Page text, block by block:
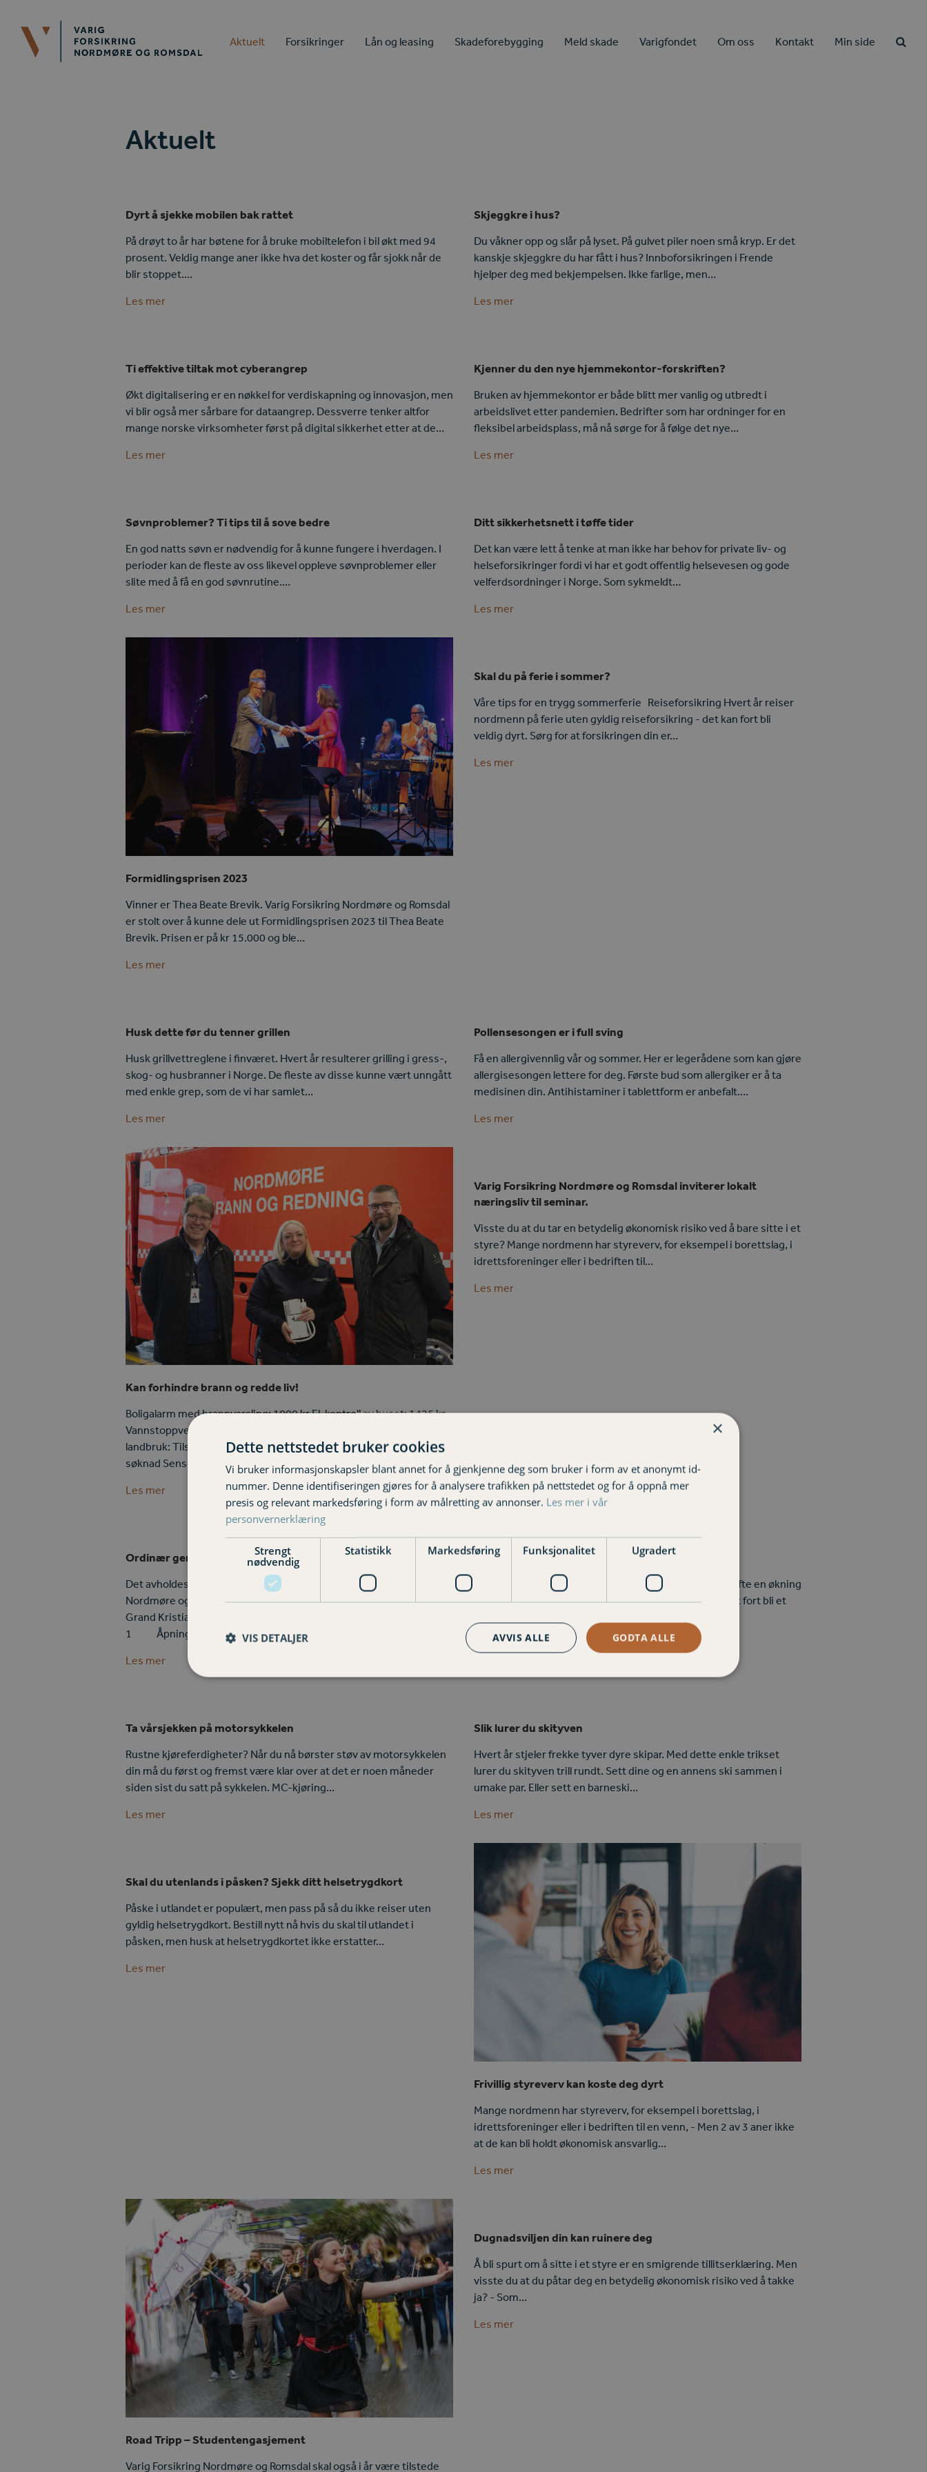
Aktuelt Forsikringer Lån og leasing Skadeforebygging Meld skade Varigfondet Om oss Kontakt Min side
Aktuelt
Dyrt å sjekke mobilen bak rattet
På drøyt to år har bøtene for å bruke mobiltelefon i bil økt med 94
prosent. Veldig mange aner ikke hva det koster og får sjokk når de
blir stoppet.…
Les mer
Skjeggkre i hus?
Du våkner opp og slår på lyset. På gulvet piler noen små kryp. Er det
kanskje skjeggkre du har fått i hus? Innboforsikringen i Frende
hjelper deg med bekjempelsen. Ikke farlige, men…
Les mer
Ti effektive tiltak mot cyberangrep
Økt digitalisering er en nøkkel for verdiskapning og innovasjon, men
vi blir også mer sårbare for dataangrep. Dessverre tenker altfor
mange norske virksomheter først på digital sikkerhet etter at de…
Les mer
Kjenner du den nye hjemmekontor-forskriften?
Bruken av hjemmekontor er både blitt mer vanlig og utbredt i
arbeidslivet etter pandemien. Bedrifter som har ordninger for en
fleksibel arbeidsplass, må nå sørge for å følge det nye…
Les mer
Søvnproblemer? Ti tips til å sove bedre
En god natts søvn er nødvendig for å kunne fungere i hverdagen. I
perioder kan de fleste av oss likevel oppleve søvnproblemer eller
slite med å få en god søvnrutine.…
Les mer
Ditt sikkerhetsnett i tøffe tider
Det kan være lett å tenke at man ikke har behov for private liv- og
helseforsikringer fordi vi har et godt offentlig helsevesen og gode
velferdsordninger i Norge. Som sykmeldt…
Les mer
Formidlingsprisen 2023
Vinner er Thea Beate Brevik. Varig Forsikring Nordmøre og Romsdal
er stolt over å kunne dele ut Formidlingsprisen 2023 til Thea Beate
Brevik. Prisen er på kr 15.000 og ble…
Les mer
Skal du på ferie i sommer?
Våre tips for en trygg sommerferie Reiseforsikring Hvert år reiser
nordmenn på ferie uten gyldig reiseforsikring - det kan fort bli
veldig dyrt. Sørg for at forsikringen din er…
Les mer
Husk dette før du tenner grillen
Husk grillvettreglene i finværet. Hvert år resulterer grilling i gress-,
skog- og husbranner i Norge. De fleste av disse kunne vært unngått
med enkle grep, som de vi har samlet…
Les mer
Pollensesongen er i full sving
Få en allergivennlig vår og sommer. Her er legerådene som kan gjøre
allergisesongen lettere for deg. Første bud som allergiker er å ta
medisinen din. Antihistaminer i tablettform er anbefalt.…
Les mer
Kan forhindre brann og redde liv!
Boligalarm med brannvarsling: 1000 kr El-kontroll av huset: 1425 kr
Vannstoppventil: 1000 kr Overspenningsvern: 1000 kr El-kontroll
landbruk: Tilskudd etter søknad Termografering: Tilskudd etter
søknad Sensorteknologi landbruk: 10% rabatt på…
Les mer
Varig Forsikring Nordmøre og Romsdal inviterer lokalt
næringsliv til seminar.
Visste du at du tar en betydelig økonomisk risiko ved å bare sitte i et
styre? Mange nordmenn har styreverv, for eksempel i borettslag, i
idrettsforeninger eller i bedriften til…
Les mer
Ordinær generalforsamling
Det avholdes ordinær generalforsamling i Varig Forsikring
Nordmøre og Romsdal Dato: 27. april 2023, kl. 1700 på Quality Hotel
Grand Kristiansund Følgende saker legges frem til behandling: Sak
1 Åpning…
Les mer
Ikke mist gode timer på sjøen
Nå er det høysesong for båtpuss og sjøsetting. Vi ser ofte en økning
i antallet innmeldte skader på våren hvert år. I år kan det fort bli et
Les mer
Ta vårsjekken på motorsykkelen
Rustne kjøreferdigheter? Når du nå børster støv av motorsykkelen
din må du først og fremst være klar over at det er noen måneder
siden sist du satt på sykkelen. MC-kjøring…
Les mer
Slik lurer du skityven
Hvert år stjeler frekke tyver dyre skipar. Med dette enkle trikset
lurer du skityven trill rundt. Sett dine og en annens ski sammen i
umake par. Eller sett en barneski…
Les mer
Skal du utenlands i påsken? Sjekk ditt helsetrygdkort
Påske i utlandet er populært, men pass på så du ikke reiser uten
gyldig helsetrygdkort. Bestill nytt nå hvis du skal til utlandet i
påsken, men husk at helsetrygdkortet ikke erstatter…
Les mer
Frivillig styreverv kan koste deg dyrt
Mange nordmenn har styreverv, for eksempel i borettslag, i
idrettsforeninger eller i bedriften til en venn, - Men 2 av 3 aner ikke
at de kan bli holdt økonomisk ansvarlig…
Les mer
Road Tripp – Studentengasjement
Varig Forsikring Nordmøre og Romsdal skal også i år være tilstede
Dugnadsviljen din kan ruinere deg
Å bli spurt om å sitte i et styre er en smigrende tillitserklæring. Men
visste du at du påtar deg en betydelig økonomisk risiko ved å takke
ja? - Som…
Les mer
×
Dette nettstedet bruker cookies
Vi bruker informasjonskapsler blant annet for å gjenkjenne deg som bruker i form av et anonymt id-
nummer. Denne identifiseringen gjøres for å analysere trafikken på nettstedet og for å oppnå mer
presis og relevant markedsføring i form av målretting av annonser. Les mer i vår
personvernerklæring
Strengt
nødvendig
Statistikk Markedsføring Funksjonalitet Ugradert
GODTA ALLE
AVVIS ALLE
VIS DETALJER